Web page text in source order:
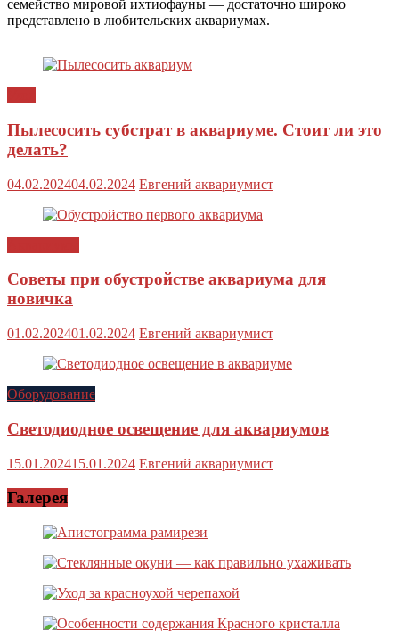
семейство мировой ихтиофауны — достаточно широко
представлено в любительских аквариумах.
Пылесосить субстрат в аквариуме. Стоит ли это
делать?
04.02.202404.02.2024 Евгений аквариумист
Советы при обустройстве аквариума для
новичка
01.02.202401.02.2024 Евгений аквариумист
Оборудование
Светодиодное освещение для аквариумов
15.01.202415.01.2024 Евгений аквариумист
Галерея